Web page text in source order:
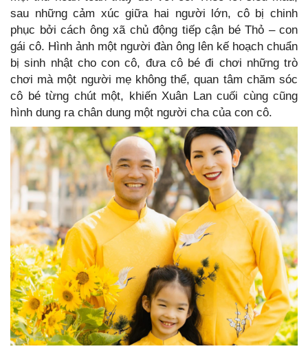
sau những cảm xúc giữa hai người lớn, cô bị chinh
phục bởi cách ông xã chủ động tiếp cận bé Thỏ – con
gái cô. Hình ảnh một người đàn ông lên kế hoạch chuẩn
bị sinh nhật cho con cô, đưa cô bé đi chơi những trò
chơi mà một người mẹ không thể, quan tâm chăm sóc
cô bé từng chút một, khiến Xuân Lan cuối cùng cũng
hình dung ra chân dung một người cha của con cô.